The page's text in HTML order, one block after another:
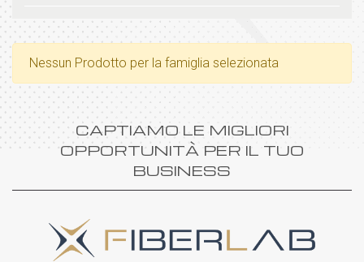
Nessun Prodotto per la famiglia selezionata
CAPTIAMO LE MIGLIORI
OPPORTUNITÀ PER IL TUO
BUSINESS